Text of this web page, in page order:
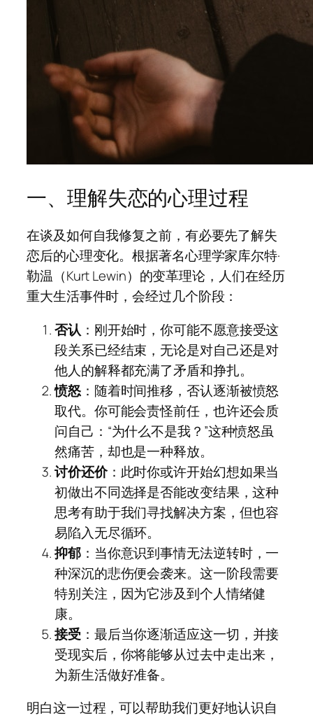
一、理解失恋的心理过程
在谈及如何自我修复之前，有必要先了解失
恋后的心理变化。根据著名心理学家库尔特·
勒温（Kurt Lewin）的变革理论，人们在经历
重大生活事件时，会经过几个阶段：
否认 ：刚开始时，你可能不愿意接受这
段关系已经结束，无论是对自己还是对
他人的解释都充满了矛盾和挣扎。
愤怒：随着时间推移，否认逐渐被愤怒
取代。你可能会责怪前任，也许还会质
问自己：“为什么不是我？”这种愤怒虽
然痛苦，却也是一种释放。
讨价还价：此时你或许开始幻想如果当
初做出不同选择是否能改变结果，这种
思考有助于我们寻找解决方案，但也容
易陷入无尽循环。
抑郁：当你意识到事情无法逆转时，一
种深沉的悲伤便会袭来。这一阶段需要
特别关注，因为它涉及到个人情绪健
康。
接受：最后当你逐渐适应这一切，并接
受现实后，你将能够从过去中走出来，
为新生活做好准备。
明白这一过程，可以帮助我们更好地认识自